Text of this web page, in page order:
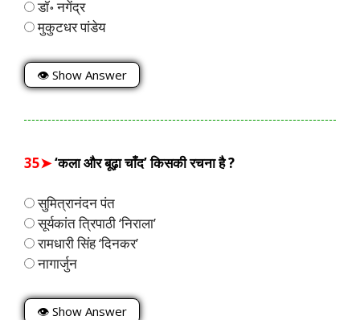
डॉ॰ नगेंद्र
मुकुटधर पांडेय
👁 Show Answer
35➤‘कला और बूढ़ा चाँद’ किसकी रचना है ?
सुमित्रानंदन पंत
सूर्यकांत त्रिपाठी ‘निराला’
रामधारी सिंह ‘दिनकर’
नागार्जुन
👁 Show Answer